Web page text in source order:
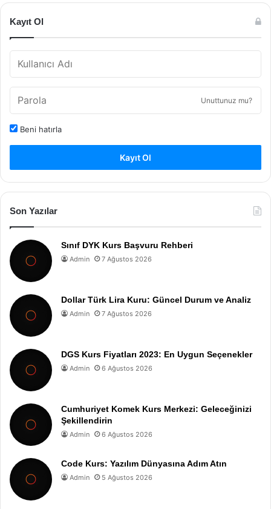
Kayıt Ol
Unuttunuz mu?
Beni hatırla
Kayıt Ol
Son Yazılar
Sınıf DYK Kurs Başvuru Rehberi
Admin 7 Ağustos 2026
Dollar Türk Lira Kuru: Güncel Durum ve Analiz
Admin 7 Ağustos 2026
DGS Kurs Fiyatları 2023: En Uygun Seçenekler
Admin 6 Ağustos 2026
Cumhuriyet Komek Kurs Merkezi: Geleceğinizi
Şekillendirin
Admin 6 Ağustos 2026
Code Kurs: Yazılım Dünyasına Adım Atın
Admin 5 Ağustos 2026